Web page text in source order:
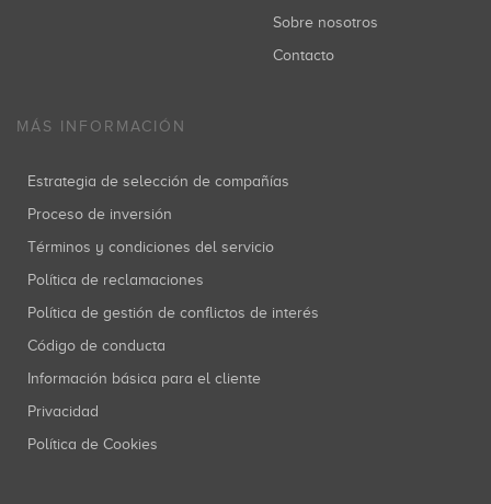
Sobre nosotros
Contacto
MÁS INFORMACIÓN
Estrategia de selección de compañías
Proceso de inversión
Términos y condiciones del servicio
Política de reclamaciones
Política de gestión de conflictos de interés
Código de conducta
Información básica para el cliente
Privacidad
Política de Cookies